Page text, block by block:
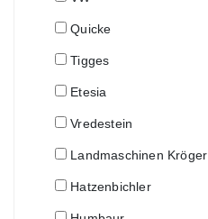
Quicke
Tigges
Etesia
Vredestein
Landmaschinen Kröger
Hatzenbichler